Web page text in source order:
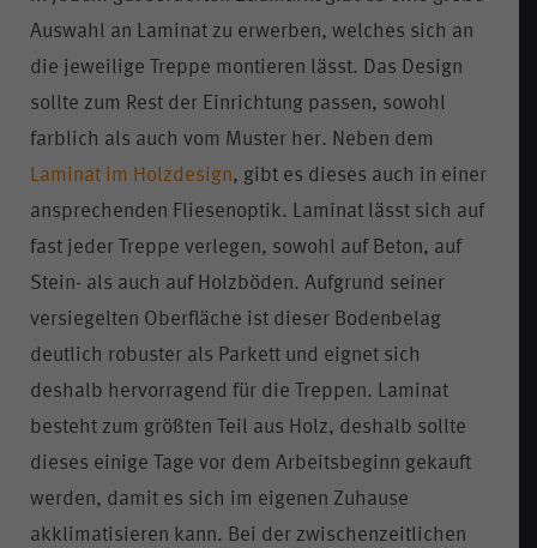
Auswahl an Laminat zu erwerben, welches sich an
die jeweilige Treppe montieren lässt. Das Design
sollte zum Rest der Einrichtung passen, sowohl
farblich als auch vom Muster her. Neben dem
Laminat im Holzdesign, gibt es dieses auch in einer
ansprechenden Fliesenoptik. Laminat lässt sich auf
fast jeder Treppe verlegen, sowohl auf Beton, auf
Stein- als auch auf Holzböden. Aufgrund seiner
versiegelten Oberfläche ist dieser Bodenbelag
deutlich robuster als Parkett und eignet sich
deshalb hervorragend für die Treppen. Laminat
besteht zum größten Teil aus Holz, deshalb sollte
dieses einige Tage vor dem Arbeitsbeginn gekauft
werden, damit es sich im eigenen Zuhause
akklimatisieren kann. Bei der zwischenzeitlichen